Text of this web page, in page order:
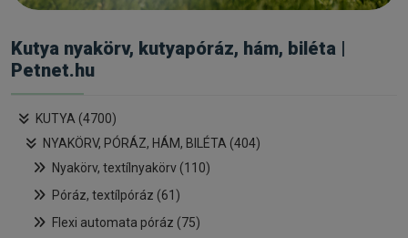
Kutya nyakörv, kutyapóráz, hám, biléta |
Petnet.hu
KUTYA (4700)
NYAKÖRV, PÓRÁZ, HÁM, BILÉTA (404)
Nyakörv, textílnyakörv (110)
Póráz, textílpóráz (61)
Flexi automata póráz (75)